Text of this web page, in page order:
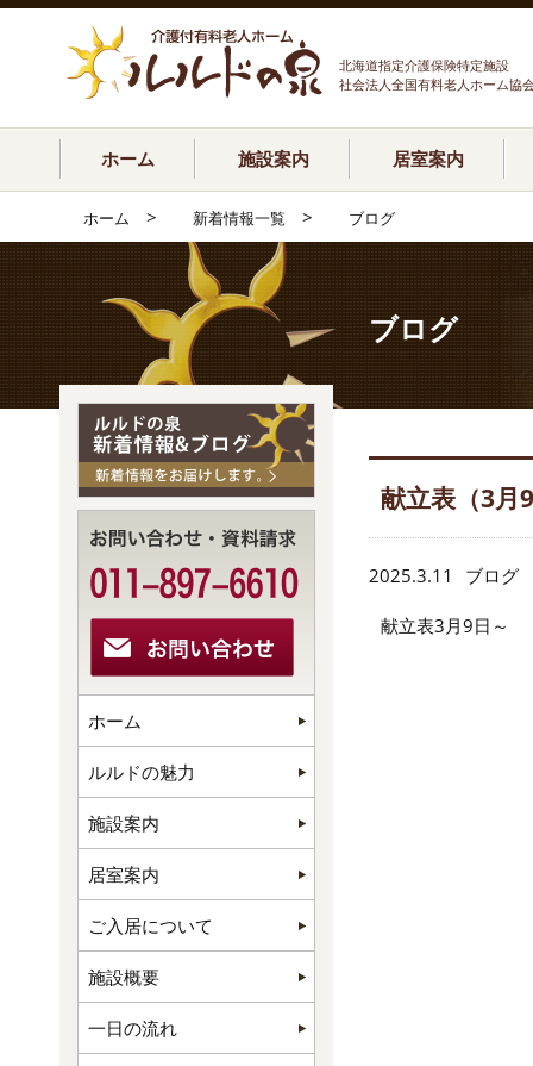
北海道指定介護保険特定施設
社会法人全国有料老人ホーム協
ホーム 施設案内 居室案内
ホーム > 新着情報一覧 > ブログ
ブログ
献立表（3月
2025.3.11 ブログ
献立表3月9日～
ホーム
ルルドの魅力
施設案内
居室案内
ご入居について
施設概要
一日の流れ